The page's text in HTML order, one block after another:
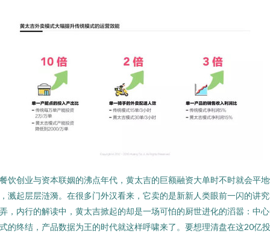
饮创业与资本联姻的沸点年代，黄太吉的巨额融资大单时不时就会平
溅起层层涟漪。在很多门外汉看来，它卖的是新新人类眼前一闪的讲
，内行的解读中，黄太吉掀起的却是一场可怕的厨世进化的滔嚣：中
的终结，产品数据为王的时代就这样呼啸来了。要想理清盘在这20亿